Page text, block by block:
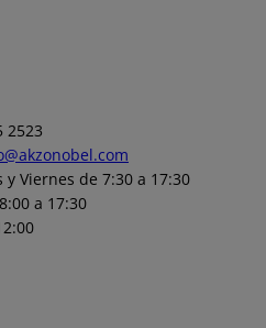
2523
y Viernes de 7:30 a 17:30
a 17:30